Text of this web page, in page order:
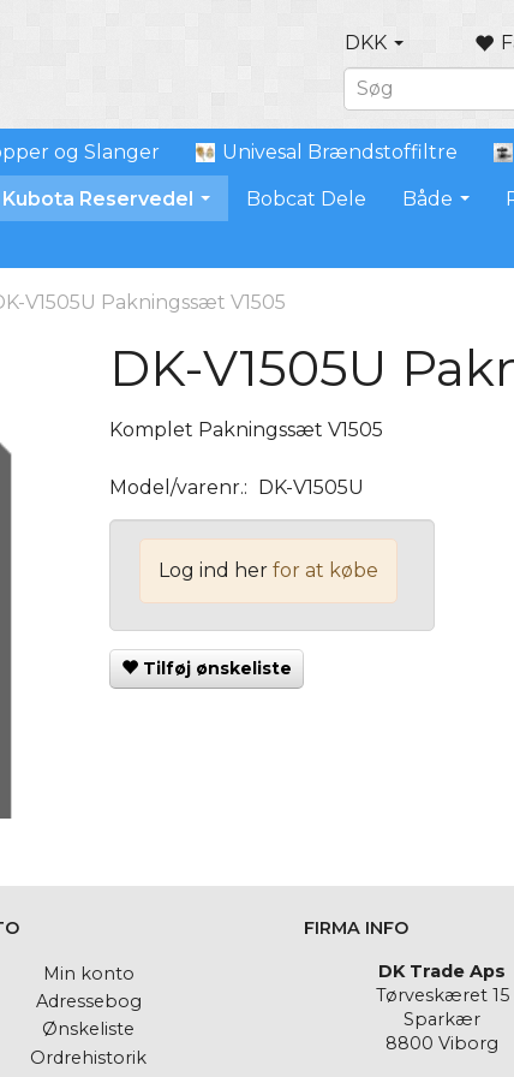
DKK
og Slanger Univesal Brændstoffiltre
Kubota Reservedel Bobcat Dele Både
V1505U Pakningssæt V1505
DK-V1505U
Komplet Pakningssæt V1505
Model/varenr.: DK-V1505U
Log ind herfor at købe
Tilføj ønskeliste
Min konto
Adressebog
Ønskeliste
Ordrehistorik
FIRMA INFO
DK Trade Aps
Tørveskæret 15
Sparkær
8800 Viborg